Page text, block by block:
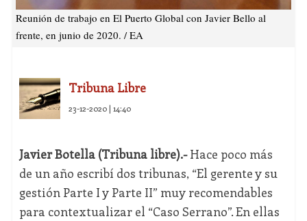
Reunión de trabajo en El Puerto Global con Javier Bello al
frente, en junio de 2020. / EA
Tribuna Libre
23-12-2020 | 14:40
Javier Botella (Tribuna libre).-Hace poco más
de un año escribí dos tribunas, “El gerente y su
gestión Parte I y Parte II” muy recomendables
para contextualizar el “Caso Serrano”. En ellas